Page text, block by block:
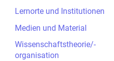
Lernorte und Institutionen
Medien und Material
Wissenschaftstheorie/-
organisation